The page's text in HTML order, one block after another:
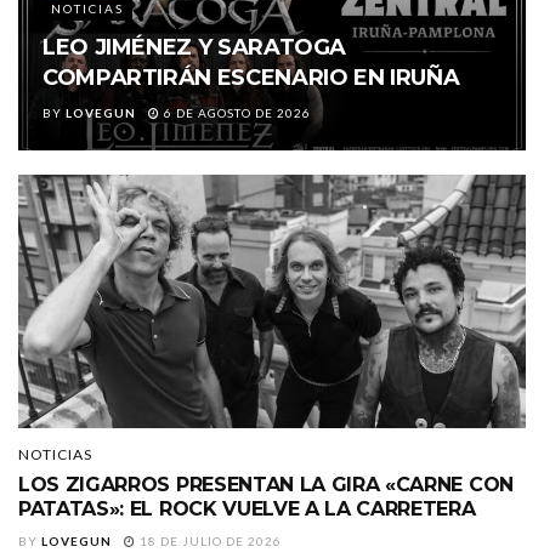
NOTICIAS
LEO JIMÉNEZ Y SARATOGA
COMPARTIRÁN ESCENARIO EN IRUÑA
BY LOVEGUN 6 DE AGOSTO DE 2026
NOTICIAS
LOS ZIGARROS PRESENTAN LA GIRA «CARNE CON
PATATAS»: EL ROCK VUELVE A LA CARRETERA
BY LOVEGUN 18 DE JULIO DE 2026